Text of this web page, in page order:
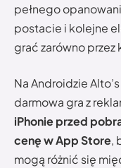
pełnego
postacie i kolejne
grać zarówno przez
Na Androidzie
darmowa gra z
iPhonie przed
cenę w App Store,
mogą różnić się